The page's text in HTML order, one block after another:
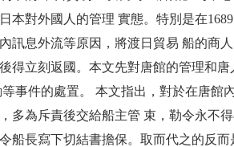
本對外國人的管理 實態。特別是在
訊息外流等原因，將渡日貿易 船的商
得立刻返國。本文先對唐館的管理和
事件的處置。 本文指出，對於在唐館
多為斥責後交給船主管 束，勒令永不
船長寫下切結書擔保。取而代之的反